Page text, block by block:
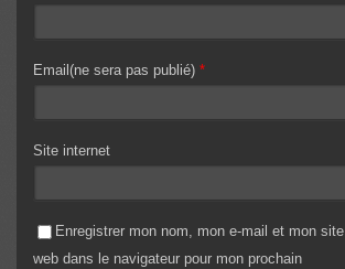
Email(ne sera pas publié) *
Site internet
Enregistrer mon nom, mon e-mail et mon site
web dans le navigateur pour mon prochain